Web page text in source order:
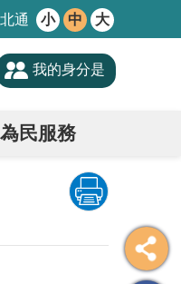
通 小 中 大
我的身分是
為民服務